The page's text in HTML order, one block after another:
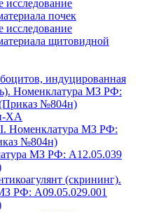
исследование
почек
исследование
щитовидной
индуцированная
Номенклатура МЗ РФ:
№804н)
ХА
Номенклатура МЗ РФ:
№804н)
МЗ РФ: A12.05.039
(скрининг).
РФ: A09.05.029.001